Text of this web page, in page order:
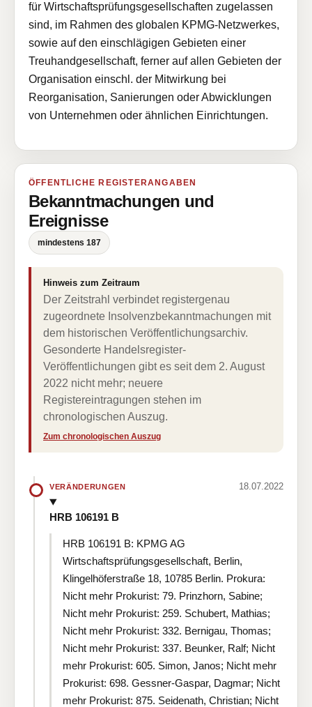
für Wirtschaftsprüfungsgesellschaften zugelassen
sind, im Rahmen des globalen KPMG-Netzwerkes,
sowie auf den einschlägigen Gebieten einer
Treuhandgesellschaft, ferner auf allen Gebieten der
Organisation einschl. der Mitwirkung bei
Reorganisation, Sanierungen oder Abwicklungen
von Unternehmen oder ähnlichen Einrichtungen.
ÖFFENTLICHE REGISTERANGABEN
Bekanntmachungen und
Ereignisse
mindestens 187
Hinweis zum Zeitraum
Der Zeitstrahl verbindet registergenau
zugeordnete Insolvenzbekanntmachungen mit
dem historischen Veröffentlichungsarchiv.
Gesonderte Handelsregister-
Veröffentlichungen gibt es seit dem 2. August
2022 nicht mehr; neuere
Registereintragungen stehen im
chronologischen Auszug.
Zum chronologischen Auszug
VERÄNDERUNGEN 18.07.2022
HRB 106191 B
HRB 106191 B: KPMG AG
Wirtschaftsprüfungsgesellschaft, Berlin,
Klingelhöferstraße 18, 10785 Berlin. Prokura:
Nicht mehr Prokurist: 79. Prinzhorn, Sabine;
Nicht mehr Prokurist: 259. Schubert, Mathias;
Nicht mehr Prokurist: 332. Bernigau, Thomas;
Nicht mehr Prokurist: 337. Beunker, Ralf; Nicht
mehr Prokurist: 605. Simon, Janos; Nicht mehr
Prokurist: 698. Gessner-Gaspar, Dagmar; Nicht
mehr Prokurist: 875. Seidenath, Christian; Nicht